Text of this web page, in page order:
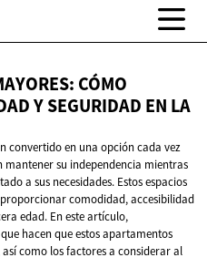
CÓMO
Y SEGURIDAD EN LA
convertido en una opción cada vez
su independencia mientras
a sus necesidades. Estos espacios
comodidad, accesibilidad
edad. En este artículo,
hacen que estos apartamentos
como los factores a considerar al